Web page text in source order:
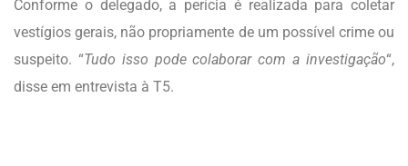
Conforme o delegado, a perícia é realizada para coletar
vestígios gerais, não propriamente de um possível crime ou
suspeito. “Tudo isso pode colaborar com a investigação“,
disse em entrevista à T5.